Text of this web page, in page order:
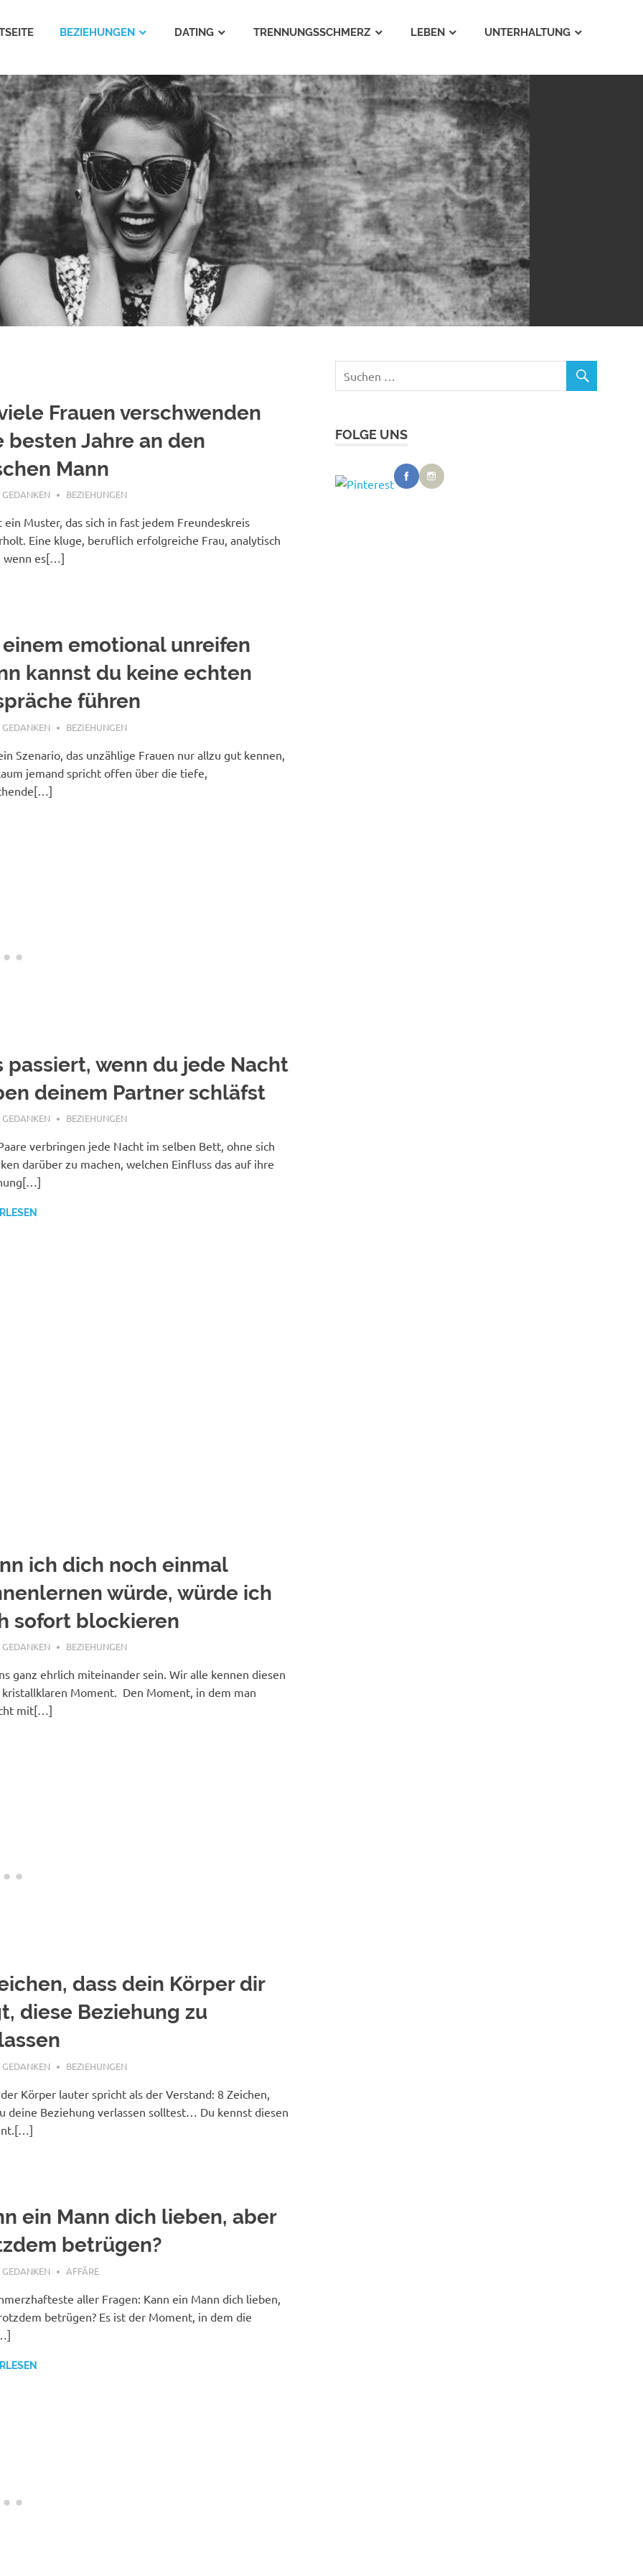
BEZIEHUNGEN DATING TRENNUNGSSCHMERZ LEBEN UNTERHALTUNG
Frauen verschwenden
besten Jahre an den
Mann
6, 2026
GEDANKEN BEZIEHUNGEN
ein Muster, das sich in fast jedem Freundeskreis
Eine kluge, beruflich erfolgreiche Frau, analytisch
wenn es[…]
emotional unreifen
kannst du keine echten
führen
6, 2026
GEDANKEN BEZIEHUNGEN
Szenario, das unzählige Frauen nur allzu gut kennen,
jemand spricht offen über die tiefe,
passiert, wenn du jede Nacht
deinem Partner schläfst
5, 2026
GEDANKEN BEZIEHUNGEN
verbringen jede Nacht im selben Bett, ohne sich
darüber zu machen, welchen Einfluss das auf ihre
ich dich noch einmal
würde, würde ich
sofort blockieren
4, 2026
GEDANKEN BEZIEHUNGEN
ganz ehrlich miteinander sein. Wir alle kennen diesen
Moment. Den Moment, in dem man
mit[…]
dass dein Körper dir
diese Beziehung zu
2026
GEDANKEN BEZIEHUNGEN
Körper lauter spricht als der Verstand: 8 Zeichen,
deine Beziehung verlassen solltest… Du kennst diesen
ein Mann dich lieben, aber
betrügen?
2026
GEDANKEN AFFÄRE
aller Fragen: Kann ein Mann dich lieben,
betrügen? Es ist der Moment, in dem die
FOLGE UNS